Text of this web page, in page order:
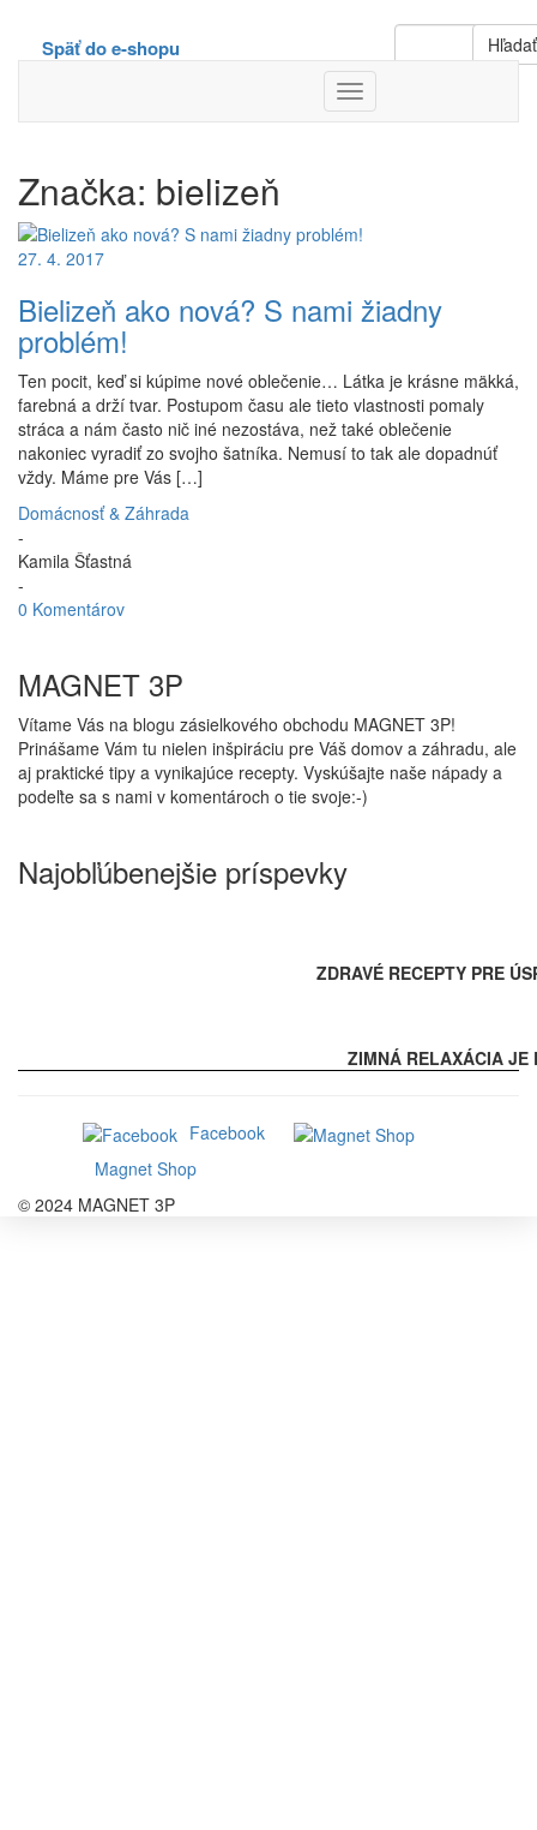
Hľadať
Späť do e-shopu
Toggle
Navigation
Značka: bielizeň
27. 4. 2017
Bielizeň ako nová? S nami žiadny
problém!
Ten pocit, keď si kúpime nové oblečenie… Látka je krásne mäkká,
farebná a drží tvar. Postupom času ale tieto vlastnosti pomaly
stráca a nám často nič iné nezostáva, než také oblečenie
nakoniec vyradiť zo svojho šatníka. Nemusí to tak ale dopadnúť
vždy. Máme pre Vás […]
Domácnosť & Záhrada
-
Kamila Šťastná
-
0 Komentárov
MAGNET 3P
Vítame Vás na blogu zásielkového obchodu MAGNET 3P!
Prinášame Vám tu nielen inšpiráciu pre Váš domov a záhradu, ale
aj praktické tipy a vynikajúce recepty. Vyskúšajte naše nápady a
podeľte sa s nami v komentároch o tie svoje:-)
Najobľúbenejšie príspevky
ZDRAVÉ RECEPTY PRE
ZIMNÁ RELAXÁCIA JE
Facebook
Magnet Shop
© 2024 MAGNET 3P